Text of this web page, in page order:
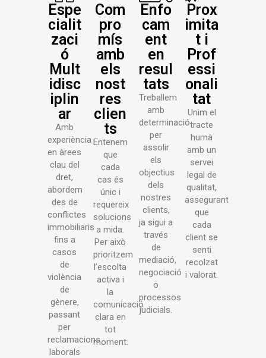
Espe
cialit
zaci
ó
Mult
idisc
iplin
ar
Amb
experiència
en àrees
clau del
dret,
abordem
des de
conflictes
immobiliaris
fins a
casos
de
violència
de
gènere,
passant
per
reclamacions
laborals
Com
pro
mís
amb
els
nost
res
clien
ts
Entenem
que
cada
cas és
únic i
requereix
solucions
a mida.
Per això
prioritzem
l’escolta
activa i
la
comunicació
clara en
tot
moment.
Enfo
cam
ent
en
resul
tats
Treballem
amb
determinació
per
assolir
els
objectius
dels
nostres
clients,
ja sigui a
través
de
mediació,
negociació
o
processos
judicials.
Prox
imita
t i
Prof
essi
onali
tat
Unim el
tracte
humà
amb un
servei
legal de
qualitat,
assegurant
que
cada
client se
senti
recolzat
i valorat.